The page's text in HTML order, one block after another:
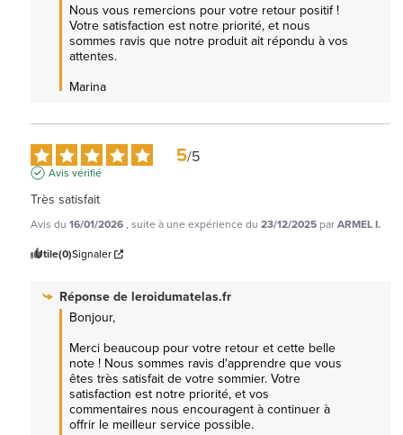
Nous vous remercions pour votre retour positif !
Votre satisfaction est notre priorité, et nous
sommes ravis que notre produit ait répondu à vos
attentes.
Marina
5/5
Avis vérifié
Très satisfait
Avis du 16/01/2026, suite à une expérience du 23/12/2025 parARMEL I.
Utile(0)Signaler
Réponse de leroidumatelas.fr
Bonjour,
Merci beaucoup pour votre retour et cette belle
note ! Nous sommes ravis d'apprendre que vous
êtes très satisfait de votre sommier. Votre
satisfaction est notre priorité, et vos
commentaires nous encouragent à continuer à
offrir le meilleur service possible.